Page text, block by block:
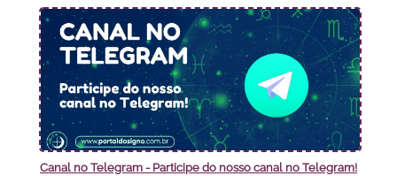
Canal no Telegram - Participe do nosso canal no Telegram!